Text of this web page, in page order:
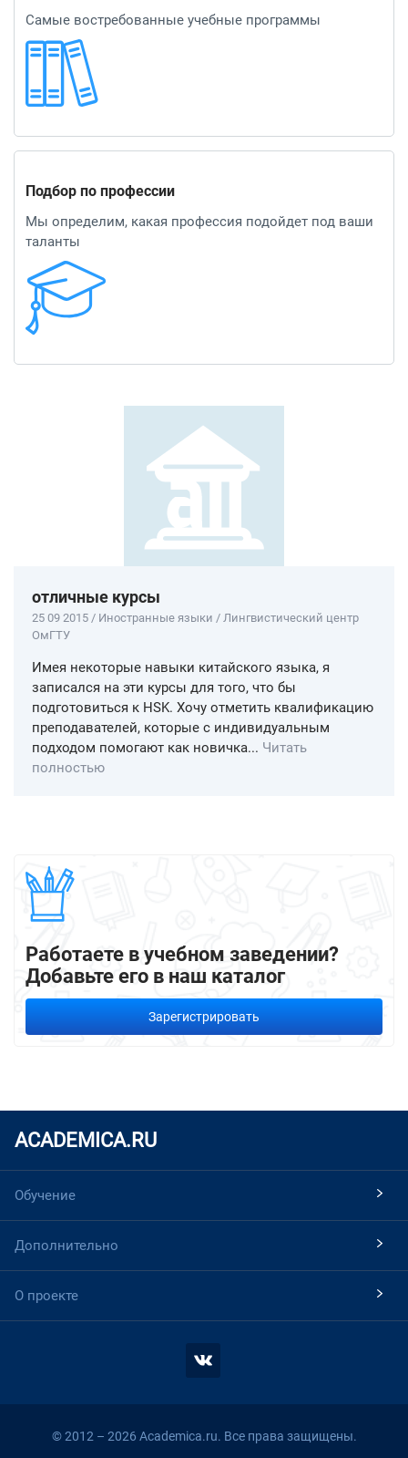
Самые востребованные учебные программы
Подбор по профессии
Мы определим, какая профессия подойдет под ваши
таланты
отличные курсы
25 09 2015 / Иностранные языки / Лингвистический центр
ОмГТУ
Имея некоторые навыки китайского языка, я
записался на эти курсы для того, что бы
подготовиться к HSK. Хочу отметить квалификацию
преподавателей, которые с индивидуальным
подходом помогают как новичка... Читать
полностью
Работаете в учебном заведении?
Добавьте его в наш каталог
Зарегистрировать
ACADEMICA.RU
Обучение
Дополнительно
О проекте
© 2012 – 2026 Academica.ru. Все права защищены.